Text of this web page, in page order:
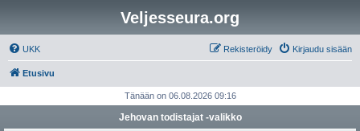
Veljesseura.org
UKK Kirjaudu sisään
Rekisteröidy
Etusivu
Tänään on 06.08.2026 09:16
Jehovan todistajat -valikko